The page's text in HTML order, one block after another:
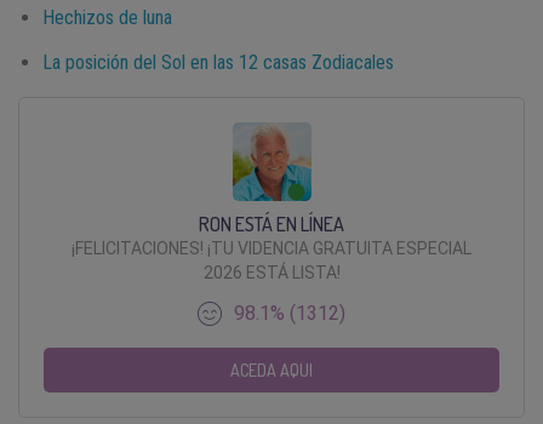
Hechizos de luna
La posición del Sol en las 12 casas Zodiacales
RON ESTÁ EN LÍNEA
¡FELICITACIONES! ¡TU VIDENCIA GRATUITA ESPECIAL
2026 ESTÁ LISTA!
98.1% (1312)
ACEDA AQUI